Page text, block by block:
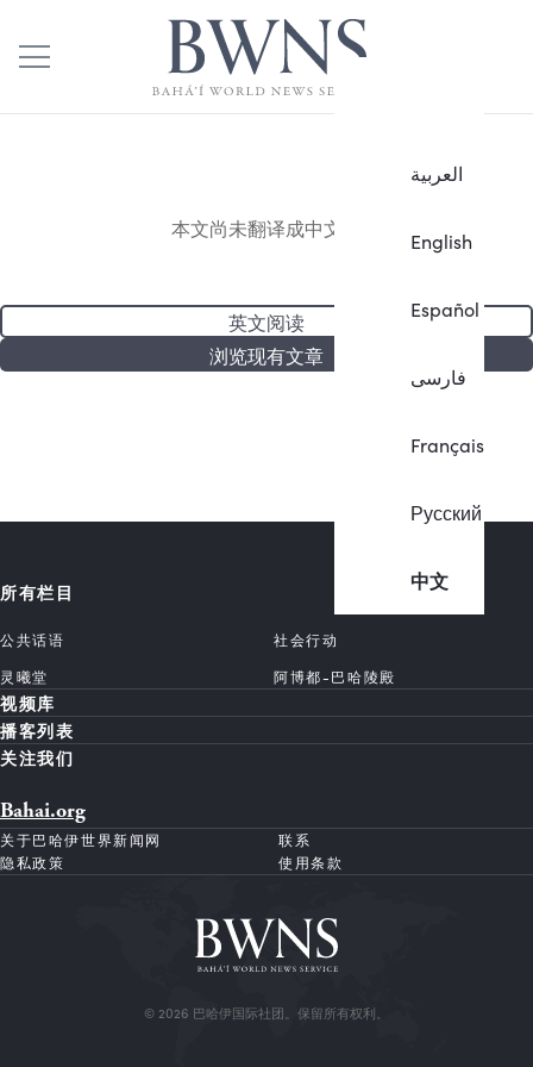
العربية
English
Español
فارسی
Français
Русский
中文
本文尚未翻译成中文。
英文阅读
浏览现有文章
所有栏目
公共话语
社会行动
灵曦堂
阿博都-巴哈陵殿
视频库
播客列表
关注我们
Bahai.org
关于巴哈伊世界新闻网
联系
隐私政策
使用条款
© 2026 巴哈伊国际社团。保留所有权利。